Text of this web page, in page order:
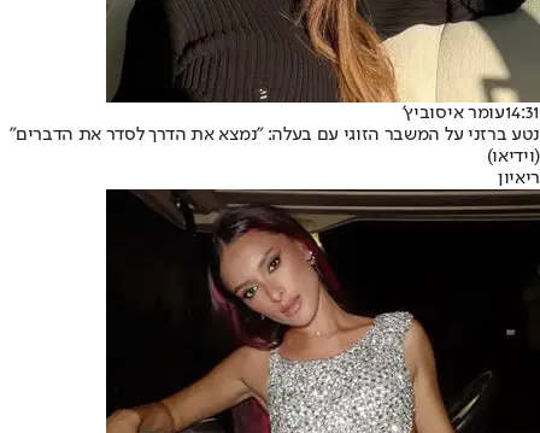
14:31עומר איסוביץ'
נטע ברזני על המשבר הזוגי עם בעלה: "נמצא את הדרך לסדר את הדברים"
(וידיאו)
ריאיון